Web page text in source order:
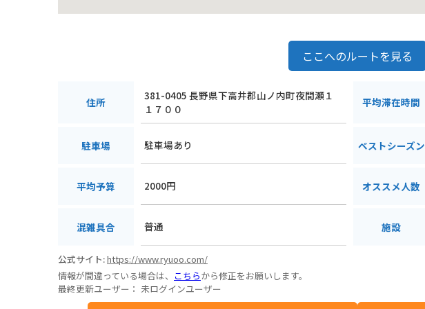
ここへのルートを見る
住所
381-0405 長野県下高井郡山ノ内町夜間瀬１
１７００
平均滞在時間
駐車場 駐車場あり ベストシーズン
平均予算 2000円 オススメ人数
混雑具合 普通 施設
公式サイト:https://www.ryuoo.com/
情報が間違っている場合は、 こちらから修正をお願いします。
最終更新ユーザー： 未ログインユーザー